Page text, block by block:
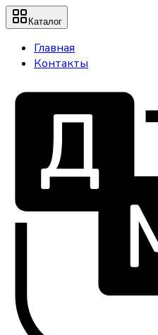
Каталог
Главная
Контакты